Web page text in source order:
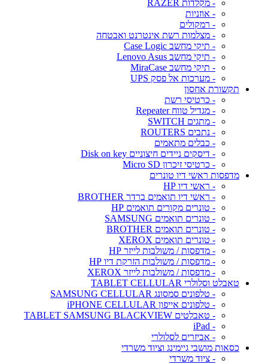
- מקלדות RAZER
- אוזניות
- רמקולים
- מצלמות רשת אינטרנט ואבטחה
- תיקי מחשב Case Logic
- תיקי מחשב Lenovo Asus
- תיקי מחשב MiraCase
- מערכות אל פסק UPS
תקשורת אחסון
- כרטיסי רשת
- מגדיל טווח Repeater
- מתגים SWITCH
- נתבים ROUTERS
- כבלים מתאמים
- דיסקים ניידים חיצוניים Disk on key
- כרטיסי זיכרון Micro SD
מדפסות ראשי דיו טונרים
- ראשי דיו HP
- ראשי דיו תואמים ברדר BROTHER
- טונרים מקורים תואמים HP
- טונרים תואמים SAMSUNG
- טונרים תואמים BROTHER
- טונרים תואמים XEROX
- מדפסות / משולבות לייזר HP
- מדפסות / משולבות הזרקת דיו HP
- מדפסות / משולבות לייזר XEROX
טאבלט וסלולרי TABLET CELLULAR
- טלפונים סמסונג SAMSUNG CELLULAR
- טלפונים אייפון iPHONE CELLULAR
- טאבלטים TABLET SAMSUNG BLACKVIEW
- iPad
- אביזרים לסלולרי
כסאות מושבי גיימינג וציוד משרדי
- ציוד משרדי